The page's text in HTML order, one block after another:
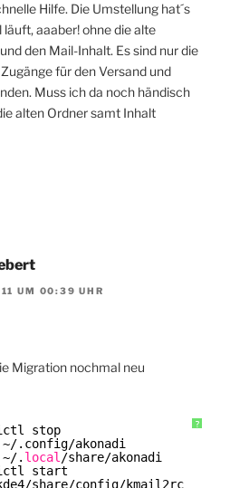
Hilfe. Die Umstellung hat´s
aaaber! ohne die alte
den Mail-Inhalt. Es sind nur die
für den Versand und
Muss ich da noch händisch
alten Ordner samt Inhalt
UM 00:39 UHR
Migration nochmal neu
?
stop
.config/akonadi
. local /share/akonadi
start
/share/config/kmail2rc